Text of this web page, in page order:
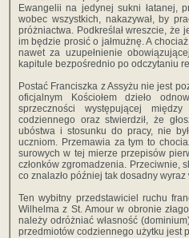
Ewangelii na jedynej sukni łatanej,
wobec wszystkich, nakazywał, by
próżniactwa. Podkreślał wreszcie,
im będzie prosić o jałmużnę. A
nawet za uzupełnienie
kapitule bezpośrednio po odczytaniu
Postać Franciszka z Assyżu nie jest
oficjalnym Kościołem dzieło
sprzeczności występującej
codziennego oraz stwierdził, że
ubóstwa i stosunku do pracy, nie
uczniom. Przemawia za tym to
surowych w tej mierze przepisów
członków zgromadzenia. Przeciwnie,
co znalazło później tak dosadny wyraz
Ten wybitny przedstawiciel ruchu
Wilhelma z St. Amour w obronie
należy odróżniać własność
przedmiotów codziennego użytku jest